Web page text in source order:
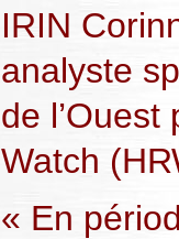
IRIN
analyste
de
Watch
« En